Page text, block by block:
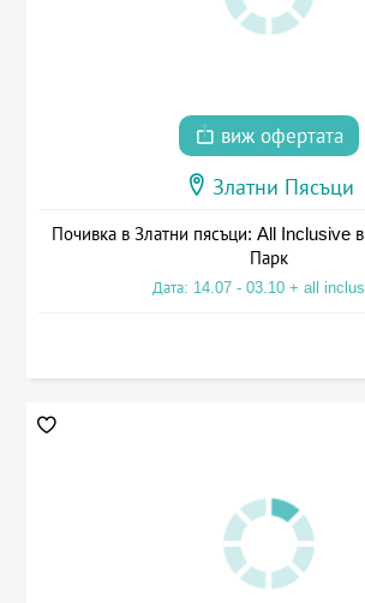
виж офертата
Златни Пясъци
Почивка в Златни пясъци: All Inclusive
Парк
Дата: 14.07 - 03.10 + all